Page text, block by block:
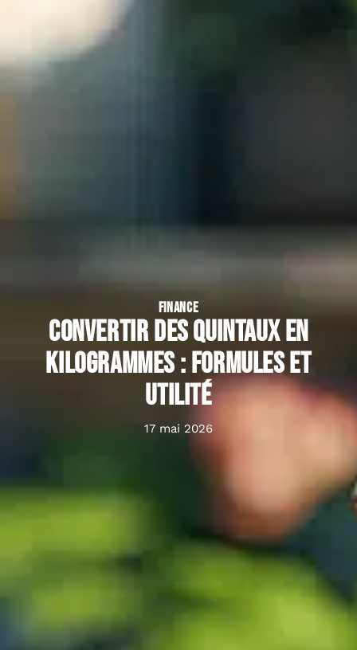
FINANCE
Convertir des quintaux en
kilogrammes : formules et
utilité
17 mai 2026